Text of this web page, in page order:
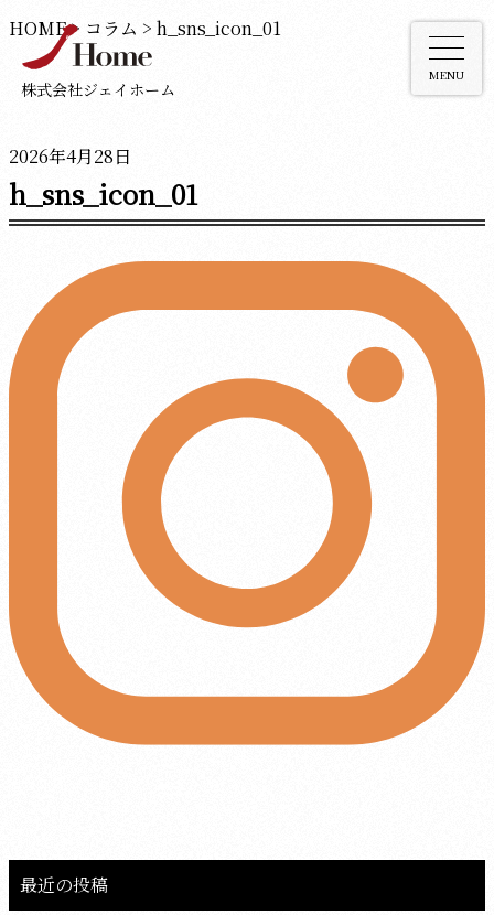
株式会社ジェイホーム
MENU
HOME> コラム > h_sns_icon_01
2026年4月28日
h_sns_icon_01
最近の投稿